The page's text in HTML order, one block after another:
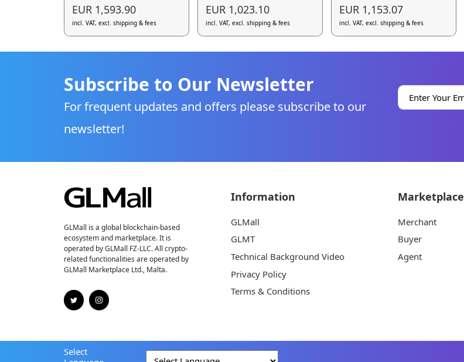
EUR 1,593.90
incl. VAT, excl. shipping & fees
EUR 1,023.10
incl. VAT, excl. shipping & fees
EUR 1,153.07
incl. VAT, excl. shipping & fees
Subscribe to Our Newsletter
For frequent updates and offers please subscribe to our
newsletter!
GLMall is a global blockchain-based
ecosystem and marketplace. It is
operated by GLMall FZ-LLC. All crypto-
related functionalities are operated by
GLMall Marketplace Ltd., Malta.
Information
GLMall
GLMT
Technical Background Video
Privacy Policy
Terms & Conditions
Marketplace
Merchant
Buyer
Agent
Select